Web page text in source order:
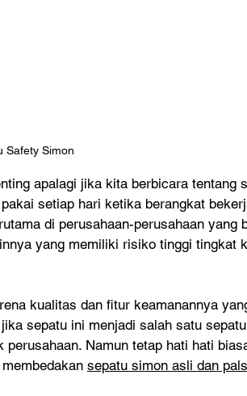
Safety Simon
setiap hari ketika berangkat
di perusahaan-perusahaan yang
yang memiliki risiko tinggi tingkat
kualitas dan fitur keamanannya
sepatu ini menjadi salah satu
Namun tetap hati hati
sepatu simon asli dan